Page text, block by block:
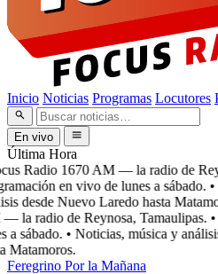
Inicio Noticias Programas Locutores
En vivo
Última Hora
Radio 1670 AM — la radio de
en vivo de lunes a sábado. •
desde Nuevo Laredo hasta
la radio de Reynosa, Tamaulipas. •
a sábado. • Noticias, música y
Matamoros.
Feregrino Por la Mañana